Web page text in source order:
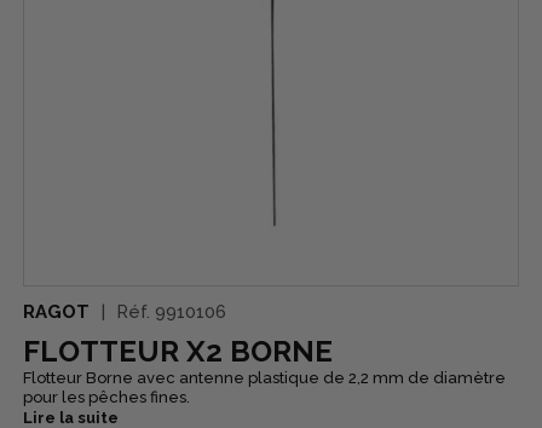
RAGOT Réf. 9910106
FLOTTEUR X2 BORNE
Flotteur Borne avec antenne plastique de 2,2 mm de diamètre
pour les pêches fines.
Lire la suite